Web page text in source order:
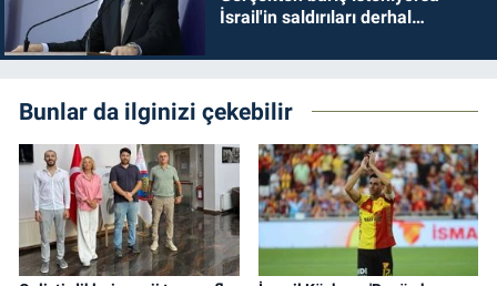
İsrail'in saldırıları derhal
Bunlar da ilginizi çekebilir